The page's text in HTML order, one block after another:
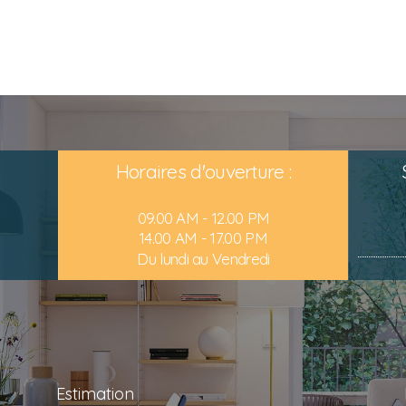
Horaires d'ouverture :
09.00 AM - 12.00 PM
14.00 AM - 17.00 PM
Du lundi au Vendredi
Estimation